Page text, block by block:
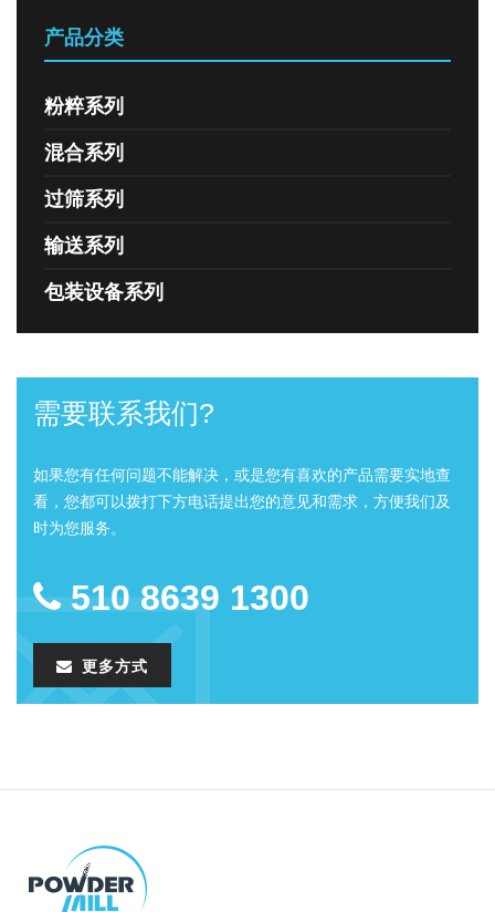
产品分类
粉粹系列
混合系列
过筛系列
输送系列
包装设备系列
需要联系我们?
如果您有任何问题不能解决，或是您有喜欢的产品需要实地查
看，您都可以拨打下方电话提出您的意见和需求，方便我们及
时为您服务。
510 8639 1300
更多方式